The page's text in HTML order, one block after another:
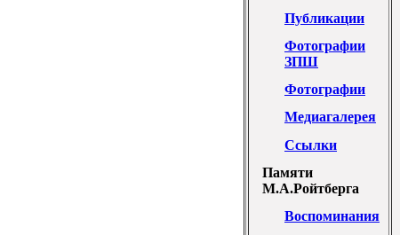
Публикации
Фотографии
ЗПШ
Фотографии
Медиагалерея
Ссылки
Памяти
М.А.Ройтберга
Воспоминания